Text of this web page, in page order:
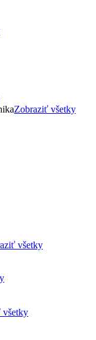
Zobraziť všetky
všetky
všetky